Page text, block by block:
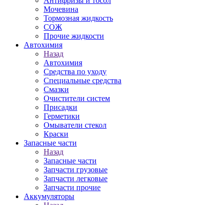
Мочевина
Тормозная жидкость
СОЖ
Прочие жидкости
Автохимия
Назад
Автохимия
Средства по уходу
Специальные средства
Смазки
Очистители систем
Присадки
Герметики
Омыватели стекол
Краски
Запасные части
Назад
Запасные части
Запчасти грузовые
Запчасти легковые
Запчасти прочие
Аккумуляторы